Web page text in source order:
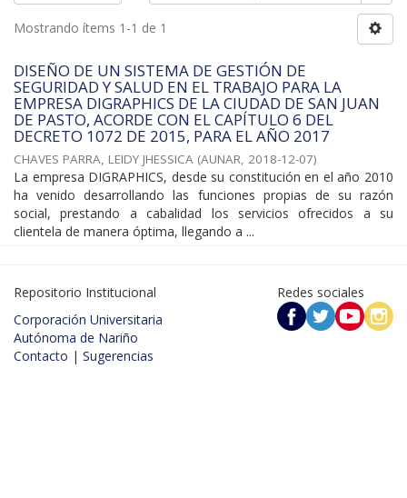
Mostrando ítems 1-1 de 1
DISEÑO DE UN SISTEMA DE GESTIÓN DE
SEGURIDAD Y SALUD EN EL TRABAJO PARA LA
EMPRESA DIGRAPHICS DE LA CIUDAD DE SAN JUAN
DE PASTO, ACORDE CON EL CAPÍTULO 6 DEL
DECRETO 1072 DE 2015, PARA EL AÑO 2017
CHAVES PARRA, LEIDY JHESSICA (AUNAR, 2018-12-07)
La empresa DIGRAPHICS, desde su constitución en el año 2010
ha venido desarrollando las funciones propias de su razón
social, prestando a cabalidad los servicios ofrecidos a su
clientela de manera óptima, llegando a ...
Repositorio Institucional
Corporación Universitaria
Autónoma de Nariño
Contacto | Sugerencias
Redes sociales